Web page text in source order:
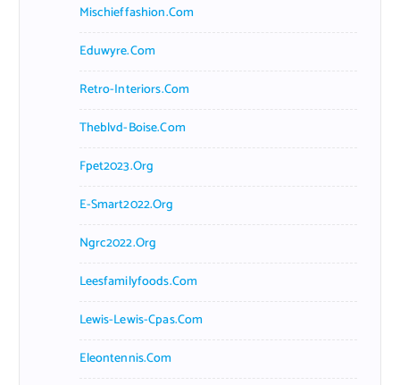
Mischieffashion.com
Eduwyre.com
Retro-Interiors.com
Theblvd-Boise.com
Fpet2023.org
E-Smart2022.org
Ngrc2022.org
Leesfamilyfoods.com
Lewis-Lewis-Cpas.com
Eleontennis.com